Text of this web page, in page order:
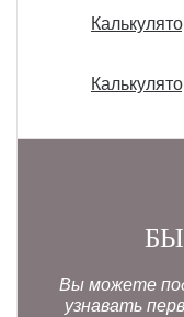
Вы можете
узнавать